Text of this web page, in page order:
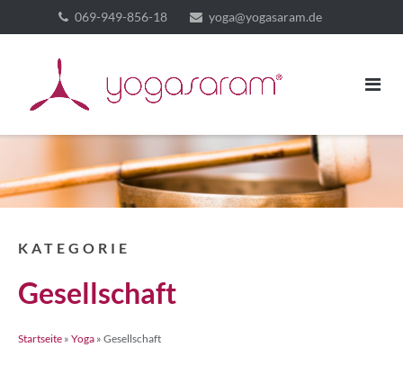
069-949-856-18 yoga@yogasaram.de
KATEGORIE
Gesellschaft
Startseite » Yoga » Gesellschaft